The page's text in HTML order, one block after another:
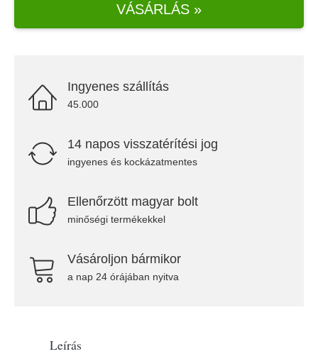
VÁSÁRLÁS »
Ingyenes szállítás
45.000
14 napos visszatérítési jog
ingyenes és kockázatmentes
Ellenőrzött magyar bolt
minőségi termékekkel
Vásároljon bármikor
a nap 24 órájában nyitva
Leírás